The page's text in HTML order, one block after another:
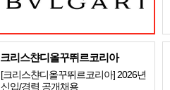
크리스챤디올꾸뛰르코리아
[크리스챤디올꾸뛰르코리아] 2026년
신입/경력 공개채용